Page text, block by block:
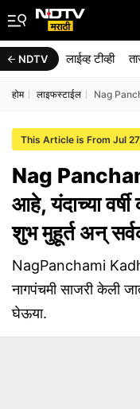
NDTV लाईव्ह टीव्ही
होम लाइफस्टाईल Nag
This Article is From Jul
Nag
आहे, यंदाच्या
शुभ मुहूर्त अन्
NagPanchami Kadhi
नागपंचमी साजरी केली
घेऊया.